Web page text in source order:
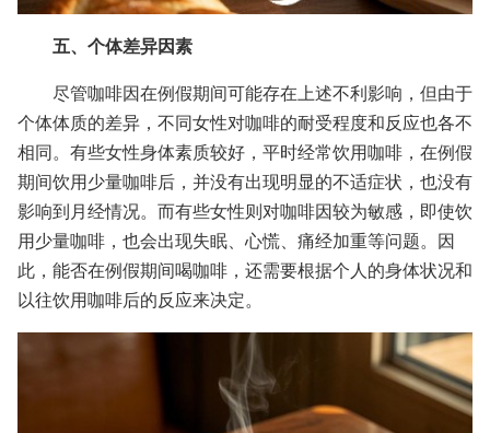
五、个体差异因素
尽管咖啡因在例假期间可能存在上述不利影响，但由于
个体体质的差异，不同女性对咖啡的耐受程度和反应也各不
相同。有些女性身体素质较好，平时经常饮用咖啡，在例假
期间饮用少量咖啡后，并没有出现明显的不适症状，也没有
影响到月经情况。而有些女性则对咖啡因较为敏感，即使饮
用少量咖啡，也会出现失眠、心慌、痛经加重等问题。因
此，能否在例假期间喝咖啡，还需要根据个人的身体状况和
以往饮用咖啡后的反应来决定。